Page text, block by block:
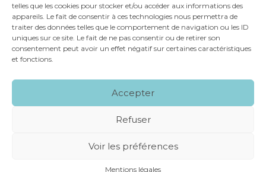
telles que les cookies pour stocker et/ou accéder aux informations des
appareils. Le fait de consentir à ces technologies nous permettra de
traiter des données telles que le comportement de navigation ou les ID
uniques sur ce site. Le fait de ne pas consentir ou de retirer son
consentement peut avoir un effet négatif sur certaines caractéristiques
et fonctions.
Accepter
Refuser
Voir les préférences
Mentions légales
FaceBook
TwitterLinkedIn
Footer
NOS SERVICES
NOS SPÉCIALITÉS
RECRUTEMENT CONTACT
MENTIONS LÉGALES PLAN DU SITE
CONCEPTION ET RÉALISATION CLASSE 7